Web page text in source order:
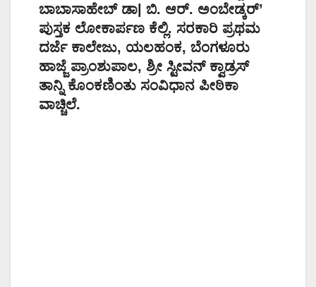
ಬಾಬಾಸಾಹೇಬ್ ಡಾ| ಬಿ. ಆರ್. ಅಂಬೇಡ್ಕರ್’
ಪುಸ್ತಕ ಲೋಕಾರ್ಪಣ ಕೆಲ್ಲಿ. ಸರಕಾರಿ ಪ್ರಥಮ
ದರ್ಜೆ ಕಾಲೇಜು, ಯಲಹಂಕ, ಬೆಂಗಳೂರು
ಹಾಜ್ಜೆ ಪ್ರಾಂಶುಪಾಲ, ಶ್ರೀ ಸ್ಟೀವನ್ ಕ್ವಾಡ್ರಸ್
ತಾನ್ನಿ ಕೊಂಕಣಿಂತು ಸಂವಿಧಾನ ಪೀಠಿಕಾ
ವಾಚ್ಚಿಲೆ.